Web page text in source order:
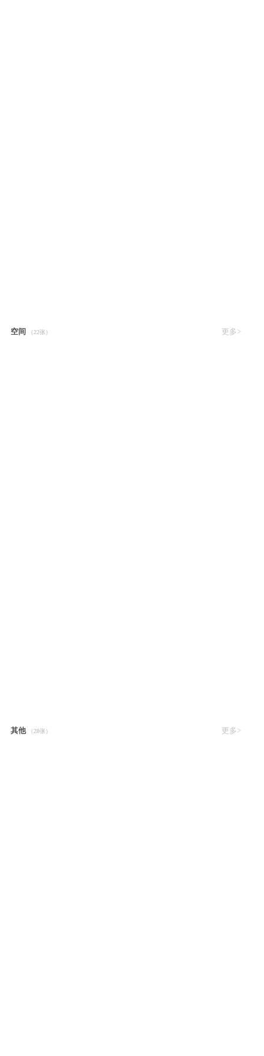
空间 （22张） 更多>
其他（28张） 更多>